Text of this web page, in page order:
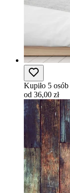
Kupiło 5 osób
od 36,00 zł